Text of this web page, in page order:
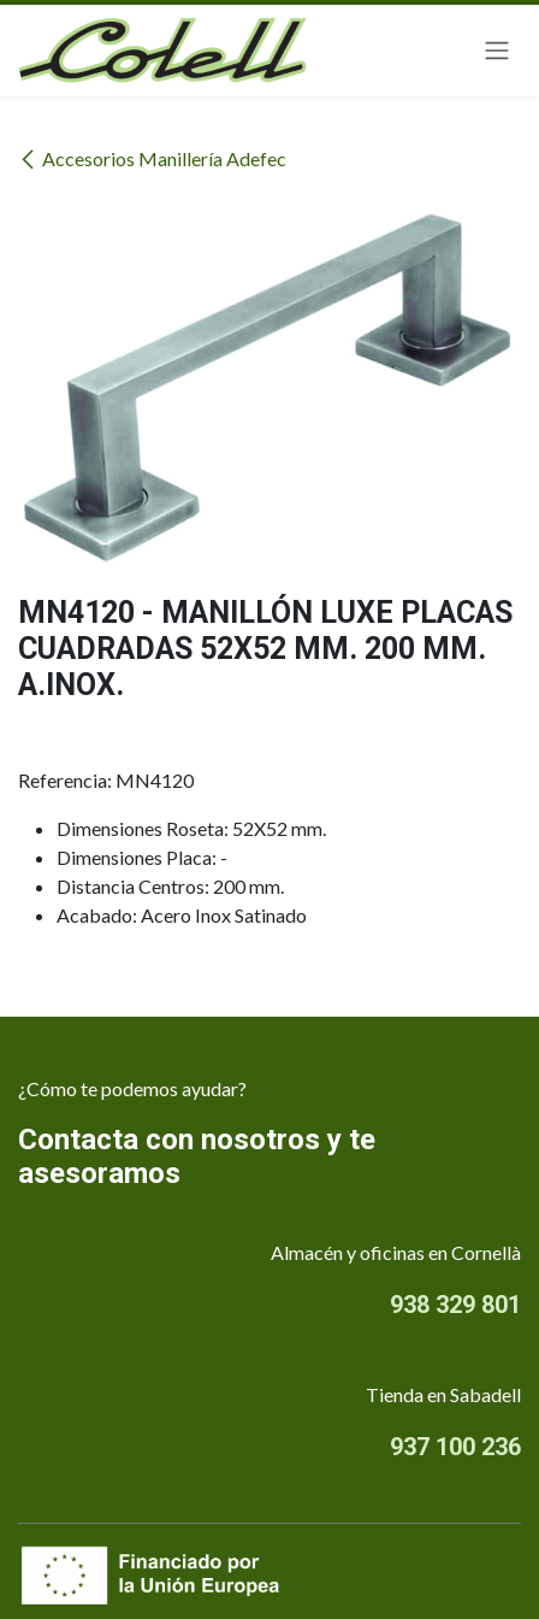
Ir al contenido
Accesorios Manillería Adefec
MN4120 - MANILLÓN LUXE PLACAS
CUADRADAS 52X52 MM. 200 MM.
A.INOX.
Referencia: MN4120
Dimensiones Roseta: 52X52 mm.
Dimensiones Placa: -
Distancia Centros: 200 mm.
Acabado: Acero Inox Satinado
¿Cómo te podemos ayudar?
Contacta con nosotros y te
asesoramos
Almacén y oficinas en Cornellà
938 329 801
Tienda en Sabadell
937 100 236